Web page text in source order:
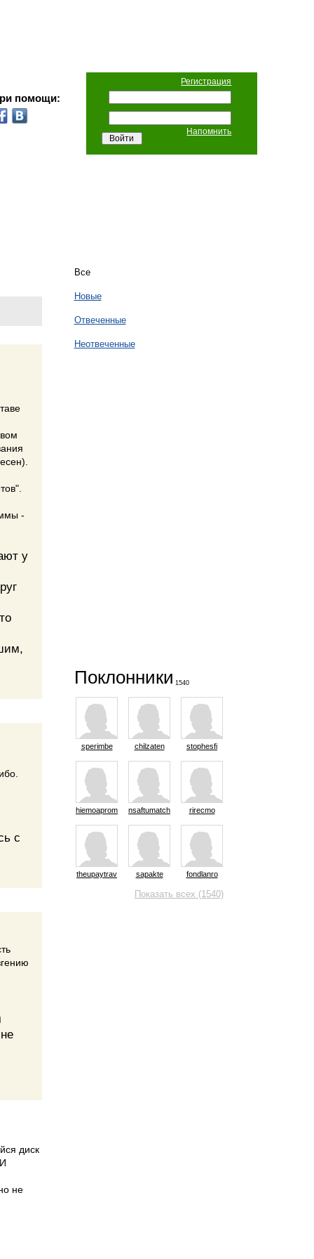
Регистрация
Напомнить
помощи:
-
у
с
диск
не
Все
Новые
Отвеченные
Неотвеченные
Поклонники 1540
sperimbe chilzaten stophesfi
hiemoaprom nsaftumatch rirecmo
theupaytrav sapakte fondlanro
Показать всех (1540)